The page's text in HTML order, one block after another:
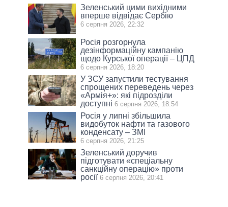
Зеленський цими вихідними
вперше відвідає Сербію
6 серпня 2026, 22:32
Росія розгорнула
дезінформаційну кампанію
щодо Курської операції – ЦПД
6 серпня 2026, 18:20
У ЗСУ запустили тестування
спрощених переведень через
«Армія+»: які підрозділи
доступні 6 серпня 2026, 18:54
Росія у липні збільшила
видобуток нафти та газового
конденсату – ЗМІ
6 серпня 2026, 21:25
Зеленський доручив
підготувати «спеціальну
санкційну операцію» проти
росії 6 серпня 2026, 20:41